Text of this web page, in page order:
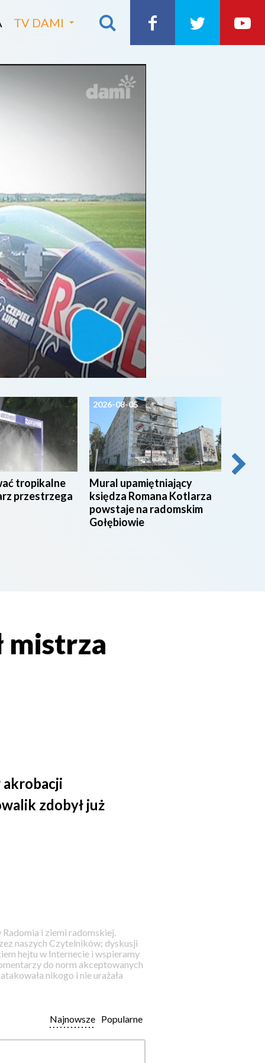
TV DAMI
tropikalne
przestrzega
2026-08-05
Mural upamiętniający
księdza Romana Kotlarza
powstaje na radomskim
Gołębiowie
mistrza
akrobacji
zdobył już
i ziemi radomskiej.
naszych Czytelników; dyskusji
hejtu w Internecie i wspieramy
do norm akceptowanych
nikogo i nie urażała
Popularne
Najnowsze